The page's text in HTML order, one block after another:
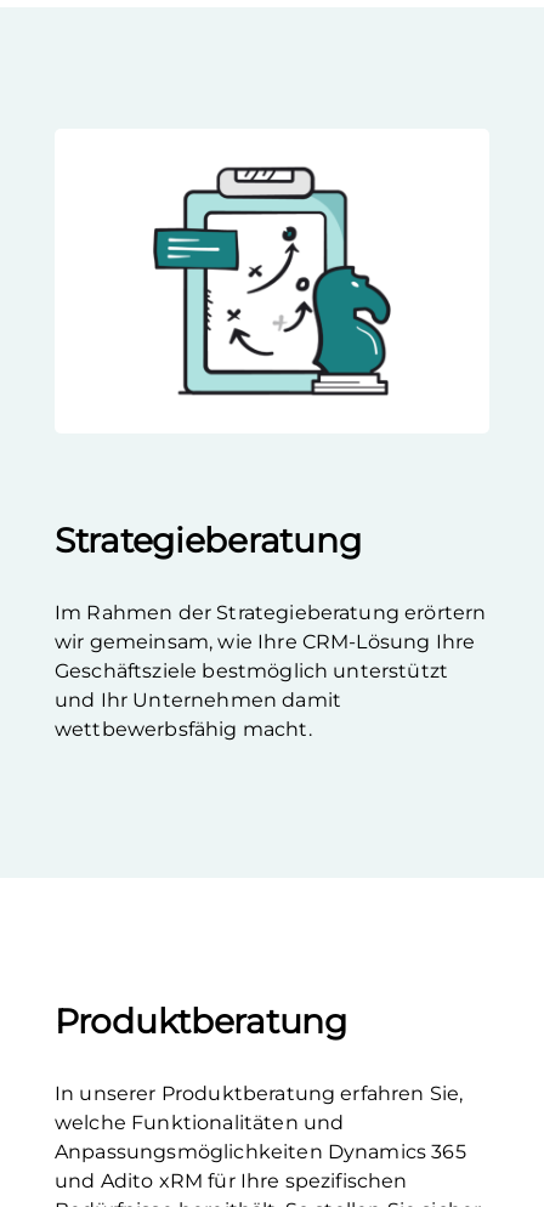
Strategieberatung
Im Rahmen der Strategieberatung erörtern
wir gemeinsam, wie Ihre CRM-Lösung Ihre
Geschäftsziele bestmöglich unterstützt
und Ihr Unternehmen damit
wettbewerbsfähig macht.
Produktberatung
In unserer Produktberatung erfahren Sie,
welche Funktionalitäten und
Anpassungsmöglichkeiten Dynamics 365
und Adito xRM für Ihre spezifischen